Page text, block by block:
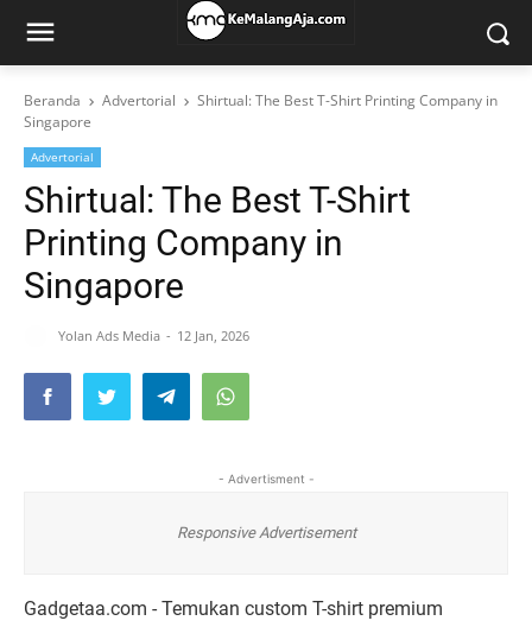
Beranda Advertorial
Shirtual: The Best T-Shirt Printing Company in
Singapore
Advertorial
Shirtual: The Best T-Shirt
Printing Company in
Singapore
Yolan Ads Media 12 Jan, 2026
- Advertisment -
Responsive Advertisement
Gadgetaa.com - Temukan custom T-shirt premium